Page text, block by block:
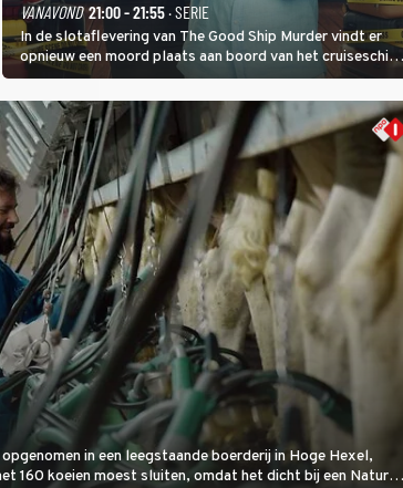
VANAVOND 21:00 - 21:55· SERIE
In de slotaflevering van The Good Ship Murder vindt er
opnieuw een moord plaats aan boord van het cruiseschip,
waarbij dit keer een bemanningslid het slachtoffer is en
kapitein Marlowe de dader lijkt te zijn.
in een leegstaande boerderij in Hoge Hexel,
160 koeien moest sluiten, omdat het dicht bij een Natura